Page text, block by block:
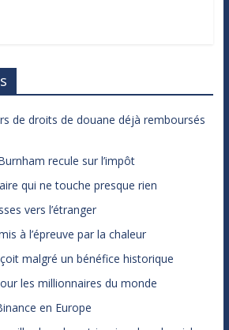
de droits de douane déjà remboursés
recule sur l’impôt
qui ne touche presque rien
vers l’étranger
à l’épreuve par la chaleur
malgré un bénéfice historique
les millionnaires du monde
en Europe